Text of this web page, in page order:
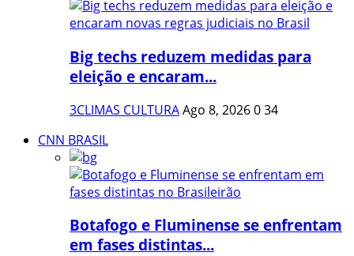
Big techs reduzem medidas para
eleição e encaram...
3CLIMAS CULTURAAgo 8, 2026034
CNN BRASIL
Botafogo e Fluminense se enfrentam
em fases distintas...